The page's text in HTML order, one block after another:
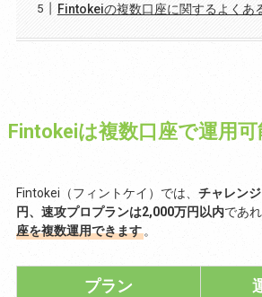
Fintokeiの複数口座に関するよくあ
Fintokeiは複数口座で運用可
Fintokei（フィントケイ）では、 チャレン
円、速攻プロプランは2,000万円以内であ
座を複数運用できます。
プラン